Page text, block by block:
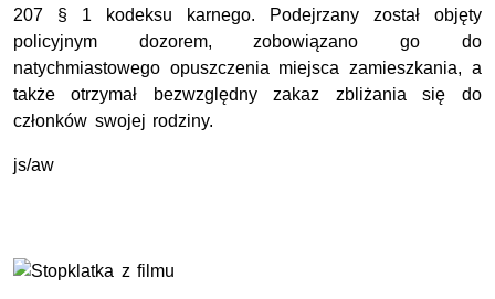
207 § 1 kodeksu karnego. Podejrzany został objęty
policyjnym dozorem, zobowiązano go do
natychmiastowego opuszczenia miejsca zamieszkania, a
także otrzymał bezwzględny zakaz zbliżania się do
członków swojej rodziny.
js/aw